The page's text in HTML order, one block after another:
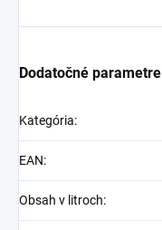
Dodatočné parametre
Kategória:
EAN:
Obsah v litroch: